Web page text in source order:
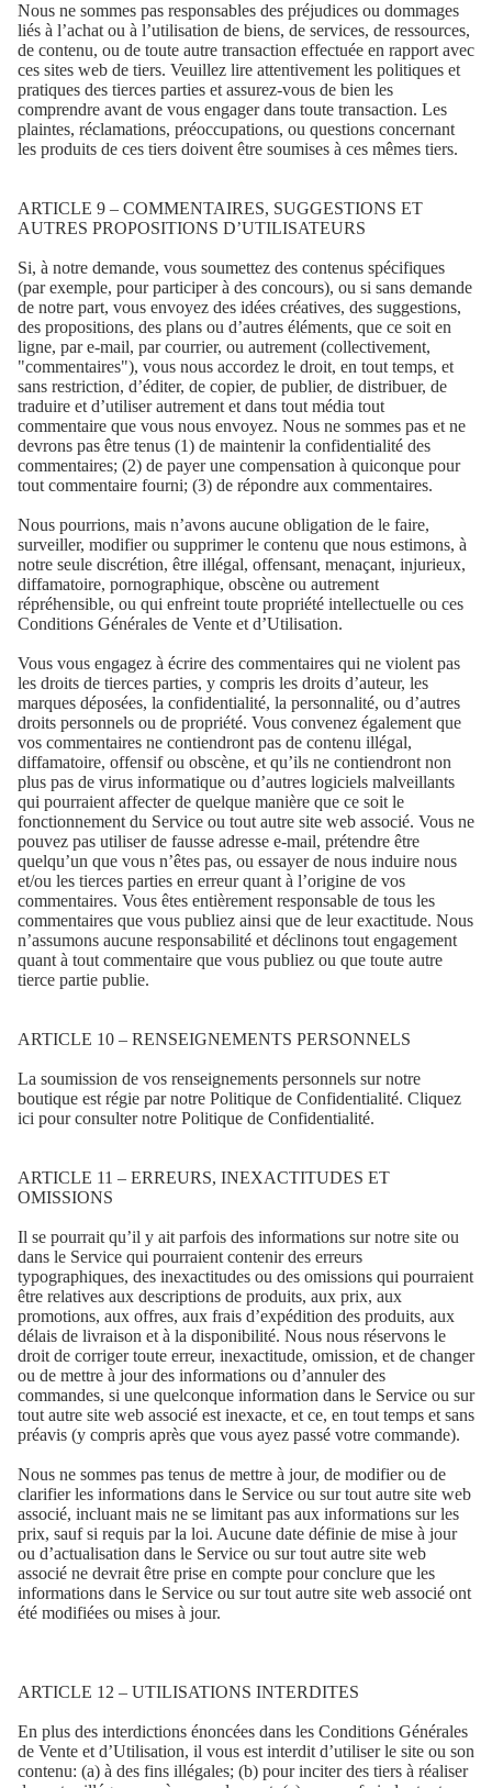
Nous ne sommes pas responsables des préjudices ou dommages
liés à l’achat ou à l’utilisation de biens, de services, de ressources,
de contenu, ou de toute autre transaction effectuée en rapport avec
ces sites web de tiers. Veuillez lire attentivement les politiques et
pratiques des tierces parties et assurez-vous de bien les
comprendre avant de vous engager dans toute transaction. Les
plaintes, réclamations, préoccupations, ou questions concernant
les produits de ces tiers doivent être soumises à ces mêmes tiers.
ARTICLE 9 – COMMENTAIRES, SUGGESTIONS ET
AUTRES PROPOSITIONS D’UTILISATEURS
Si, à notre demande, vous soumettez des contenus spécifiques
(par exemple, pour participer à des concours), ou si sans demande
de notre part, vous envoyez des idées créatives, des suggestions,
des propositions, des plans ou d’autres éléments, que ce soit en
ligne, par e-mail, par courrier, ou autrement (collectivement,
"commentaires"), vous nous accordez le droit, en tout temps, et
sans restriction, d’éditer, de copier, de publier, de distribuer, de
traduire et d’utiliser autrement et dans tout média tout
commentaire que vous nous envoyez. Nous ne sommes pas et ne
devrons pas être tenus (1) de maintenir la confidentialité des
commentaires; (2) de payer une compensation à quiconque pour
tout commentaire fourni; (3) de répondre aux commentaires.
Nous pourrions, mais n’avons aucune obligation de le faire,
surveiller, modifier ou supprimer le contenu que nous estimons, à
notre seule discrétion, être illégal, offensant, menaçant, injurieux,
diffamatoire, pornographique, obscène ou autrement
répréhensible, ou qui enfreint toute propriété intellectuelle ou ces
Conditions Générales de Vente et d’Utilisation.
Vous vous engagez à écrire des commentaires qui ne violent pas
les droits de tierces parties, y compris les droits d’auteur, les
marques déposées, la confidentialité, la personnalité, ou d’autres
droits personnels ou de propriété. Vous convenez également que
vos commentaires ne contiendront pas de contenu illégal,
diffamatoire, offensif ou obscène, et qu’ils ne contiendront non
plus pas de virus informatique ou d’autres logiciels malveillants
qui pourraient affecter de quelque manière que ce soit le
fonctionnement du Service ou tout autre site web associé. Vous ne
pouvez pas utiliser de fausse adresse e-mail, prétendre être
quelqu’un que vous n’êtes pas, ou essayer de nous induire nous
et/ou les tierces parties en erreur quant à l’origine de vos
commentaires. Vous êtes entièrement responsable de tous les
commentaires que vous publiez ainsi que de leur exactitude. Nous
n’assumons aucune responsabilité et déclinons tout engagement
quant à tout commentaire que vous publiez ou que toute autre
tierce partie publie.
ARTICLE 10 – RENSEIGNEMENTS PERSONNELS
La soumission de vos renseignements personnels sur notre
boutique est régie par notre Politique de Confidentialité. Cliquez
ici pour consulter notre Politique de Confidentialité.
ARTICLE 11 – ERREURS, INEXACTITUDES ET
OMISSIONS
Il se pourrait qu’il y ait parfois des informations sur notre site ou
dans le Service qui pourraient contenir des erreurs
typographiques, des inexactitudes ou des omissions qui pourraient
être relatives aux descriptions de produits, aux prix, aux
promotions, aux offres, aux frais d’expédition des produits, aux
délais de livraison et à la disponibilité. Nous nous réservons le
droit de corriger toute erreur, inexactitude, omission, et de changer
ou de mettre à jour des informations ou d’annuler des
commandes, si une quelconque information dans le Service ou sur
tout autre site web associé est inexacte, et ce, en tout temps et sans
préavis (y compris après que vous ayez passé votre commande).
Nous ne sommes pas tenus de mettre à jour, de modifier ou de
clarifier les informations dans le Service ou sur tout autre site web
associé, incluant mais ne se limitant pas aux informations sur les
prix, sauf si requis par la loi. Aucune date définie de mise à jour
ou d’actualisation dans le Service ou sur tout autre site web
associé ne devrait être prise en compte pour conclure que les
informations dans le Service ou sur tout autre site web associé ont
été modifiées ou mises à jour.
ARTICLE 12 – UTILISATIONS INTERDITES
En plus des interdictions énoncées dans les Conditions Générales
de Vente et d’Utilisation, il vous est interdit d’utiliser le site ou son
contenu: (a) à des fins illégales; (b) pour inciter des tiers à réaliser